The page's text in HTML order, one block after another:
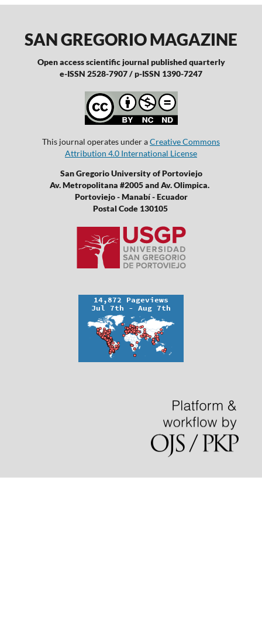
SAN GREGORIO MAGAZINE
Open access scientific journal published quarterly
e-ISSN 2528-7907 / p-ISSN 1390-7247
This journal operates under aCreative Commons
Attribution 4.0 International License
San Gregorio University of Portoviejo
Av. Metropolitana #2005 and Av. Olimpica.
Portoviejo - Manabí - Ecuador
Postal Code 130105